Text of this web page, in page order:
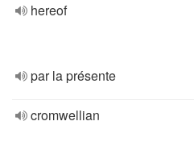
hereof
par la présente
cromwellian